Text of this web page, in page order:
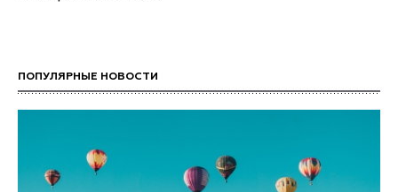
ПОПУЛЯРНЫЕ НОВОСТИ